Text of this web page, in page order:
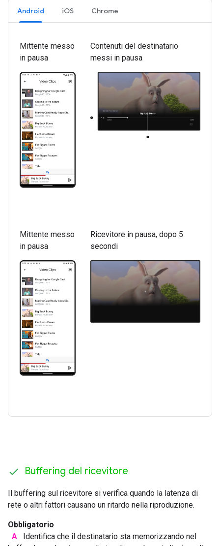
Android iOS Chrome
Mittente messo
in pausa
Contenuti del destinatario
messi in pausa
Mittente messo
in pausa
Ricevitore in pausa, dopo 5
secondi
Buffering del ricevitore
Il buffering sul ricevitore si verifica quando la latenza di
rete o altri fattori causano un ritardo nella riproduzione.
Obbligatorio
A
Identifica che il destinatario sta memorizzando nel